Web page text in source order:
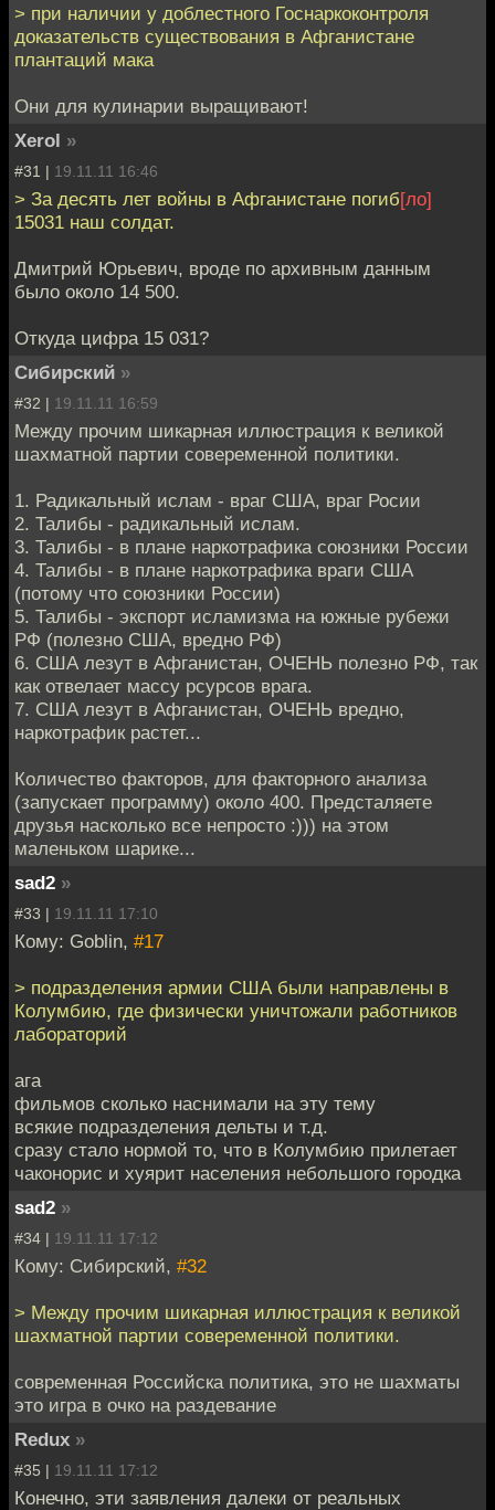
> при наличии у доблестного Госнаркоконтроля
доказательств существования в Афганистане
плантаций мака
Они для кулинарии выращивают!
Xerol »
#31 | 19.11.11 16:46
> За десять лет войны в Афганистане погиб[ло]
15031 наш солдат.
Дмитрий Юрьевич, вроде по архивным данным
было около 14 500.
Откуда цифра 15 031?
Сибирский »
#32 | 19.11.11 16:59
Между прочим шикарная иллюстрация к великой
шахматной партии совеременной политики.
1. Радикальный ислам - враг США, враг Росии
2. Талибы - радикальный ислам.
3. Талибы - в плане наркотрафика союзники России
4. Талибы - в плане наркотрафика враги США
(потому что союзники России)
5. Талибы - экспорт исламизма на южные рубежи
РФ (полезно США, вредно РФ)
6. США лезут в Афганистан, ОЧЕНЬ полезно РФ, так
как отвелает массу рсурсов врага.
7. США лезут в Афганистан, ОЧЕНЬ вредно,
наркотрафик растет...
Количество факторов, для факторного анализа
(запускает программу) около 400. Предсталяете
друзья насколько все непросто :))) на этом
маленьком шарике...
sad2 »
#33 | 19.11.11 17:10
Кому: Goblin, #17
> подразделения армии США были направлены в
Колумбию, где физически уничтожали работников
лабораторий
ага
фильмов сколько наснимали на эту тему
всякие подразделения дельты и т.д.
сразу стало нормой то, что в Колумбию прилетает
чаконорис и хуярит населения небольшого городка
sad2 »
#34 | 19.11.11 17:12
Кому: Сибирский, #32
> Между прочим шикарная иллюстрация к великой
шахматной партии совеременной политики.
современная Российска политика, это не шахматы
это игра в очко на раздевание
Redux »
#35 | 19.11.11 17:12
Конечно, эти заявления далеки от реальных